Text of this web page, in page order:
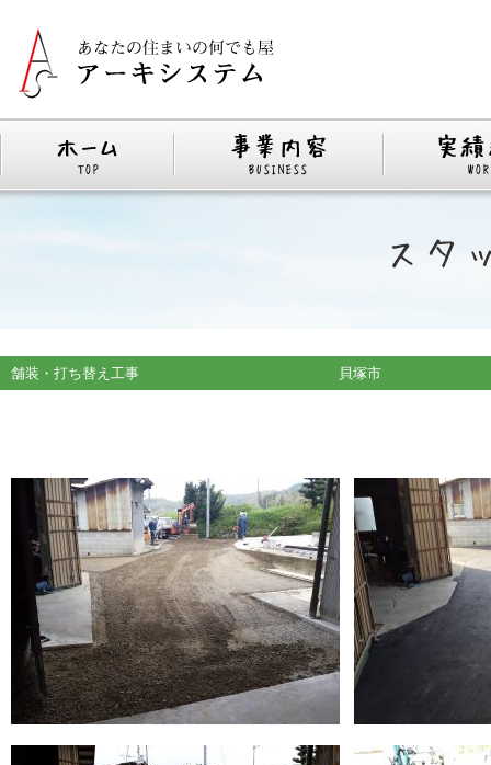
舗装・打ち替え工事 貝塚市